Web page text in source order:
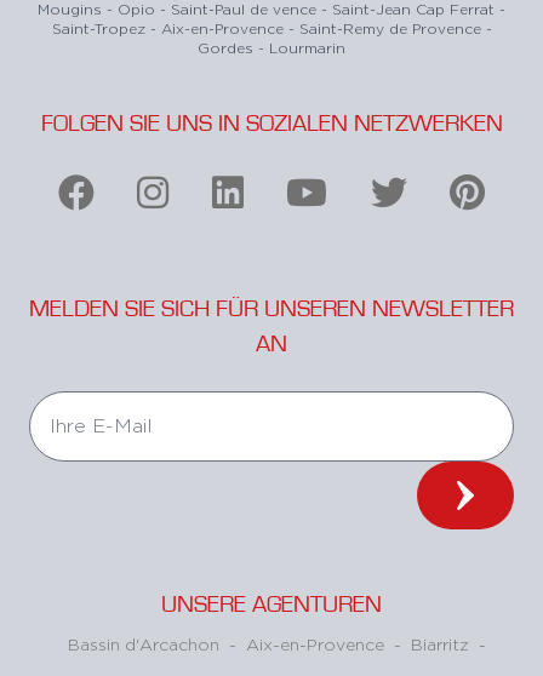
Mougins - Opio - Saint-Paul de vence - Saint-Jean Cap Ferrat -
Saint-Tropez - Aix-en-Provence - Saint-Remy de Provence -
Gordes - Lourmarin
FOLGEN SIE UNS IN SOZIALEN NETZWERKEN
MELDEN SIE SICH FÜR UNSEREN NEWSLETTER
AN
UNSERE AGENTUREN
Bassin d'Arcachon - Aix-en-Provence - Biarritz -